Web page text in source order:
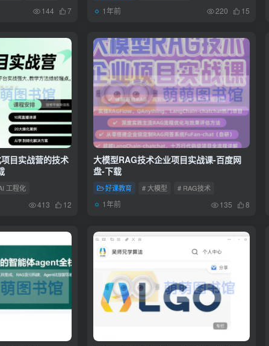
144 7 1年前 220 15
目实战营的技术
工程化
413 12
大模型RAG技术企业项目实战课-百度网
盘-下载
好课教育 # 大模型 # RAG技术
1年前 135 8